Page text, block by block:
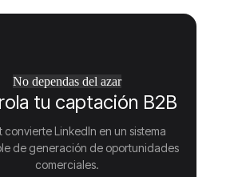
No dependas del azar
tu captación B2B
convierte LinkedIn en un sistema
de generación de oportunidades
comerciales.